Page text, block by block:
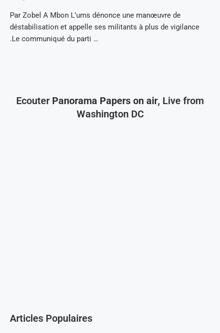
Par Zobel A Mbon L’ums dénonce une manœuvre de
déstabilisation et appelle ses militants à plus de vigilance
.Le communiqué du parti …
Ecouter Panorama Papers on air, Live from
Washington DC
Articles Populaires